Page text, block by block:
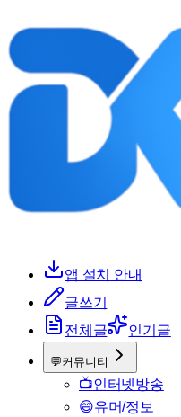
앱 설치 안내
글쓰기
전체글
인기글
💬커뮤니티
📺인터넷방송
😄유머/정보